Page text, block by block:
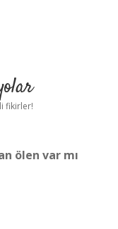
fikirler!
ölen var mı